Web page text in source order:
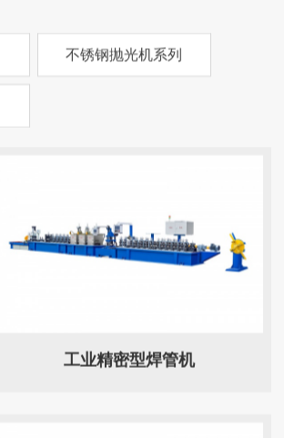
不锈钢抛光机系列
工业精密型焊管机